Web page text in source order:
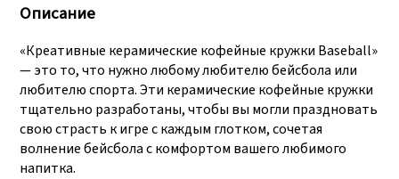
У нас есть три
производственные
линии, которые могут
удовлетворить
большие
производственные
потребности.
SEDEX, FCCA(Walmart),
FAMA(Disney),
UNIVERSAL, TARGET
Описание
«Креативные керамические кофейные кружки Baseball»
— это то, что нужно любому любителю бейсбола или
любителю спорта. Эти керамические кофейные кружки
тщательно разработаны, чтобы вы могли праздновать
свою страсть к игре с каждым глотком, сочетая
волнение бейсбола с комфортом вашего любимого
напитка.